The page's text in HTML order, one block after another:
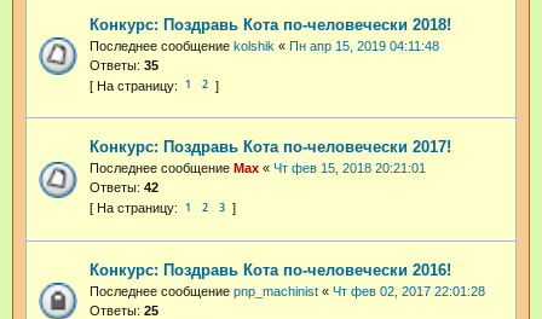
Конкурс: Поздравь Кота по-человечески 2018!
Последнее сообщение kolshik « Пн апр 15, 2019 04:11:48
Ответы: 35
1 2
Конкурс: Поздравь Кота по-человечески 2017!
Последнее сообщение Max « Чт фев 15, 2018 20:21:01
Ответы: 42
1 2 3
Конкурс: Поздравь Кота по-человечески 2016!
Последнее сообщение pnp_machinist « Чт фев 02, 2017 22:01:28
Ответы: 25